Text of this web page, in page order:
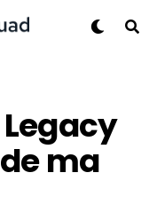
ma